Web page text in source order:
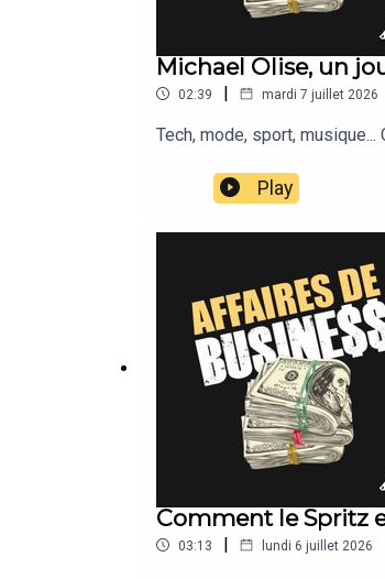
Michael Olise, un
02:39 | mardi 7 juillet 2026
Tech, mode, sport,
Play
Comment le Spritz
03:13 | lundi 6 juillet 2026